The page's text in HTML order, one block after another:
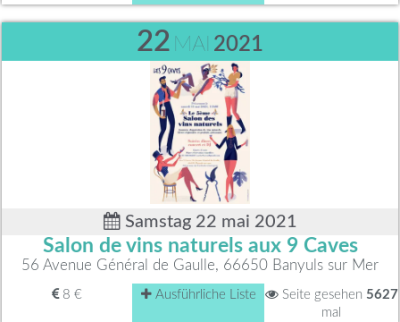
22 MAI 2021
Samstag 22 mai 2021
Salon de vins naturels aux 9 Caves
56 Avenue Général de Gaulle, 66650 Banyuls sur Mer
8 € Ausführliche Liste Seite gesehen 5627
mal